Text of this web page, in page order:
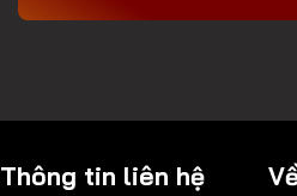
Thông tin liên hệ